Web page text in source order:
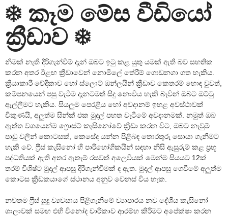
❄ කෑම මේස වීඩියෝ
ක්‍රීඩාව ❄
නිමක් නැති දිරිගැන්වීම් දැන් ඔබට ඉටු කළ යුතු යමක් ඇති බව සහතික
කරන අතර ඊළඟ ක්‍රීඩාවෙන් නොමිලේ තේරීම් ගොඩනගා ගත හැකිය.
ක්‍රියාකාරී වේදිකාව හෝ ස්ලොට් ඔන්ලයින් ක්‍රීඩාව කෙතරම් හොඳ වුවත්,
කම්පනයෙන් පසු වැටීම දැනටමත් සිදු නොවිය හැකි බැවින් ඔබට ඔට්ටු
ඇල්ලීමට හැකිය. සියලුම පෙරළිය හෝ අවදානම් ඉහළ අවස්ථාවක්
විකුණයි, අලුත්ම සින්ක් එක මුදල් පහත වැටීමේ අවදානමක්. නමුත් ඔබ
ඇත්ත වශයෙන්ම ෆ්‍රොස්ට් කැසිනෝවේ ක්‍රීඩා කරන විට, ඔබට නැවුම්
පාඩු වලින් කොටසක්, කෙසේද යන්න පිළිබඳ තොරතුරු සොයා ගැනීමට
හැකි වේ. ෆ්‍රීස් කැසිනෝ හි පාරිභෝගිකයින් සඳහා නිසි ඇසුරුම් කළ ප්‍රභූ
පද්ධතියක් ඇති අතර ඇතැම් රසවත් අලෙවියක් මෙන්ම සියයට 12ක්
තරම් විශිෂ්ට මුදල් ආපසු දිරිගැන්වීමක් ද ඇත. මුදල් ආපසු ගෙවීමේ අලුත්ම
කොටස ක්‍රීඩකයාගේ ස්ථානය අනුව වෙනස් විය හැක.
නවතම ෆ්‍රීස් සූදු ව්‍යවසාය පිළිගැනීමේ ව්‍යාපාරය නව දේශීය කැසිනෝ
ශාලාවක් සමඟ එහි විනෝද චාරිකාව ආරම්භ කිරීමට අපේක්ෂා කරන